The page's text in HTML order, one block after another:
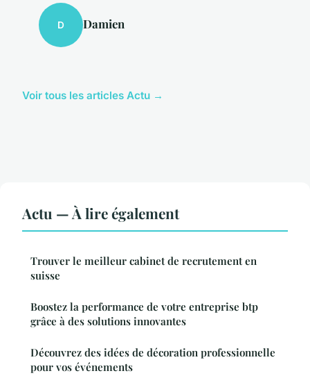
D Damien
Voir tous les articles Actu →
Actu — À lire également
Trouver le meilleur cabinet de recrutement en
suisse
Boostez la performance de votre entreprise btp
grâce à des solutions innovantes
Découvrez des idées de décoration professionnelle
pour vos événements